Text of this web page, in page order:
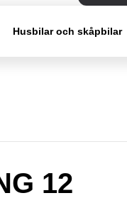
Husbilar och skåpbilar
12